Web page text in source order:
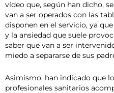
vídeo que, según han dicho,
van a ser operados con las
disponen en el servicio, ya
y la ansiedad que suele
saber que van a ser
miedo a separarse de sus
Asimismo, han indicado que
profesionales sanitarios